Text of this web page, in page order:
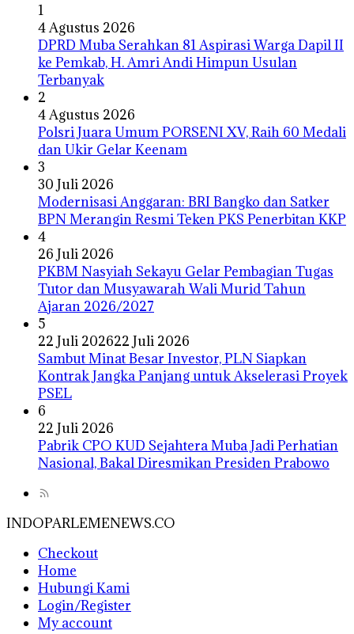
1
4 Agustus 2026
DPRD Muba Serahkan 81 Aspirasi Warga Dapil II
ke Pemkab, H. Amri Andi Himpun Usulan
Terbanyak
2
4 Agustus 2026
Polsri Juara Umum PORSENI XV, Raih 60 Medali
dan Ukir Gelar Keenam
3
30 Juli 2026
Modernisasi Anggaran: BRI Bangko dan Satker
BPN Merangin Resmi Teken PKS Penerbitan KKP
4
26 Juli 2026
PKBM Nasyiah Sekayu Gelar Pembagian Tugas
Tutor dan Musyawarah Wali Murid Tahun
Ajaran 2026/2027
5
22 Juli 202622 Juli 2026
Sambut Minat Besar Investor, PLN Siapkan
Kontrak Jangka Panjang untuk Akselerasi Proyek
PSEL
6
22 Juli 2026
Pabrik CPO KUD Sejahtera Muba Jadi Perhatian
Nasional, Bakal Diresmikan Presiden Prabowo
INDOPARLEMENEWS.CO
Checkout
Home
Hubungi Kami
Login/Register
My account